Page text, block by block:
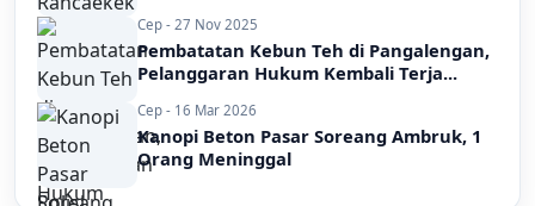
Cep - 27 Nov 2025
Pembatatan Kebun Teh di Pangalengan,
Pelanggaran Hukum Kembali Terja...
Cep - 16 Mar 2026
Kanopi Beton Pasar Soreang Ambruk, 1
Orang Meninggal